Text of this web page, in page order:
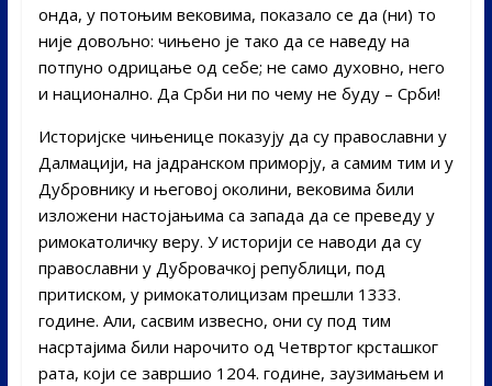
онда, у потоњим вековима, показало се да (ни) то
није довољно: чињено је тако да се наведу на
потпуно одрицање од себе; не само духовно, него
и национално. Да Срби ни по чему не буду – Срби!
Историјске чињенице показују да су православни у
Далмацији, на јадранском приморју, а самим тим и у
Дубровнику и његовој околини, вековима били
изложени настојањима са запада да се преведу у
римокатоличку веру. У историји се наводи да су
православни у Дубровачкој републици, под
притиском, у римокатолицизам прешли 1333.
године. Али, сасвим извесно, они су под тим
насртајима били нарочито од Четвртог крсташког
рата, који се завршио 1204. године, заузимањем и